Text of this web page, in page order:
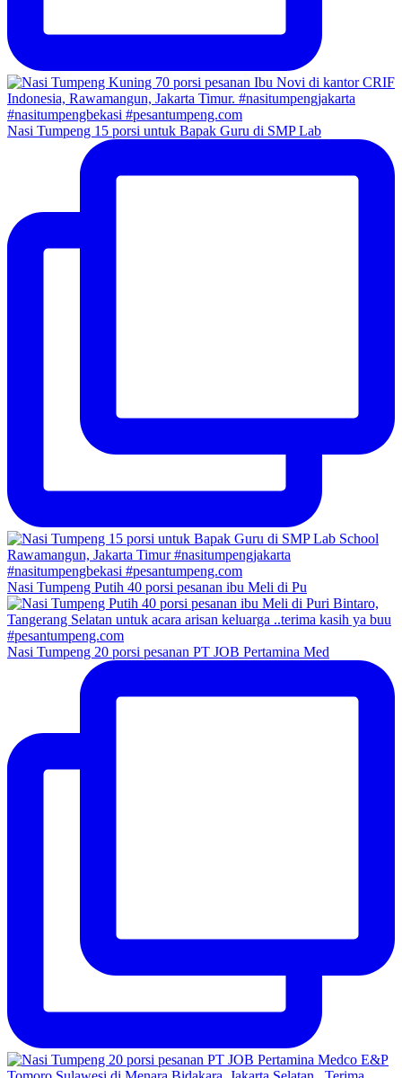
Nasi Tumpeng 15 porsi untuk Bapak Guru di SMP Lab
Nasi Tumpeng Putih 40 porsi pesanan ibu Meli di Pu
Nasi Tumpeng 20 porsi pesanan PT JOB Pertamina Med